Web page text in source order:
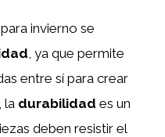
invierno se
, ya que permite
entre sí para crear
la durabilidad es un
deben resistir el